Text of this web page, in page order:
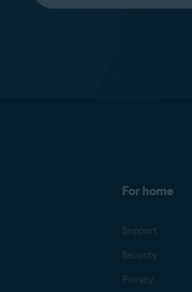
language:
For home
Support
Security
Privacy